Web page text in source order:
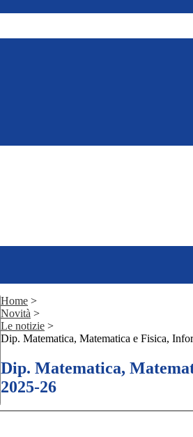
Home >
Novità >
Le notizie >
Dip. Matematica, Matematica e Fisica,
Dip. Matematica,
2025-26